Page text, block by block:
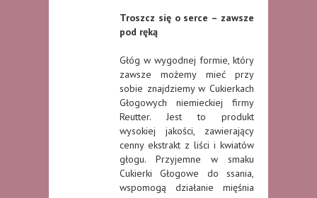
Troszcz się o serce – zawsze
pod ręką
Głóg w wygodnej formie, który
zawsze możemy mieć przy
sobie znajdziemy w Cukierkach
Głogowych niemieckiej firmy
Reutter. Jest to produkt
wysokiej jakości, zawierający
cenny ekstrakt z liści i kwiatów
głogu. Przyjemne w smaku
Cukierki Głogowe do ssania,
wspomogą działanie mięśnia